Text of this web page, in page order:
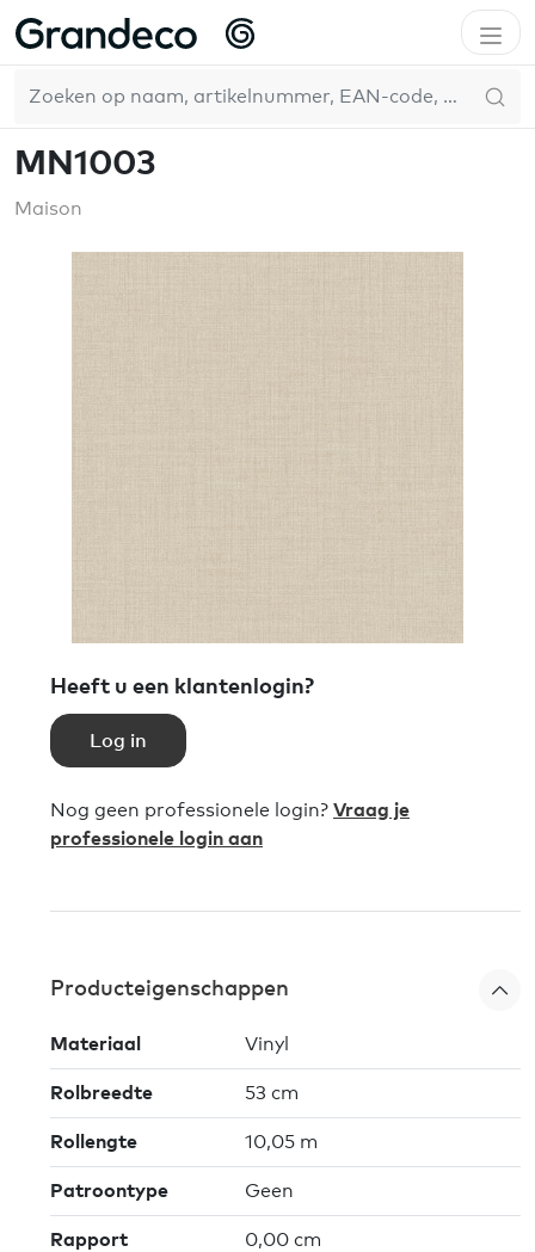
Home WallFashion Maison
MN1003
Maison
Heeft u een klantenlogin?
Log in
Nog geen professionele login? Vraag je
professionele login aan
Producteigenschappen
Materiaal Vinyl
Rolbreedte 53 cm
Rollengte 10,05 m
Patroontype Geen
Rapport 0,00 cm